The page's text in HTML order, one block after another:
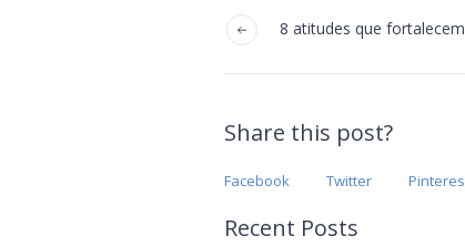
8 atitudes que
Share this post?
Facebook Twitter
Recent Posts